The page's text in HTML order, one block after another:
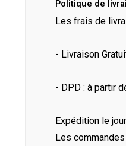
Politique de
Les frais de
- Livraison
- DPD : à partir
Expédition le
Les